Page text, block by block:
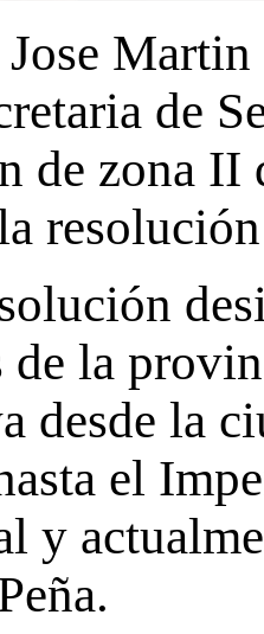
Martin
de
de zona II
de la
desde la
el
y